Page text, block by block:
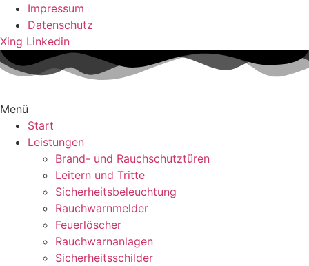
Impressum
Datenschutz
Xing Linkedin
Menü
Start
Leistungen
Brand- und Rauchschutztüren
Leitern und Tritte
Sicherheitsbeleuchtung
Rauchwarnmelder
Feuerlöscher
Rauchwarnanlagen
Sicherheitsschilder